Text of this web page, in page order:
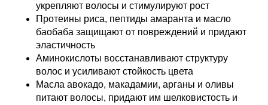
укрепляют волосы и стимулируют рост
Протеины риса, пептиды амаранта и масло
баобаба защищают от повреждений и придают
эластичность
Аминокислоты восстанавливают структуру
волос и усиливают стойкость цвета
Масла авокадо, макадамии, арганы и оливы
питают волосы, придают им шелковистость и